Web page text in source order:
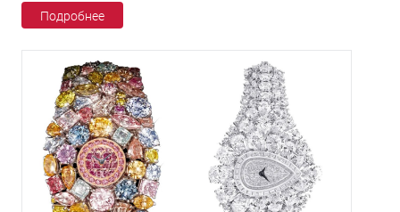
Подробнее